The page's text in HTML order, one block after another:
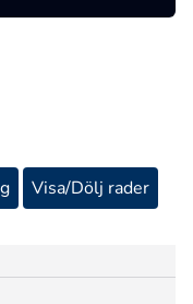
Visa/Dölj rader